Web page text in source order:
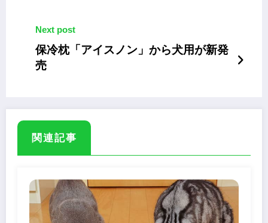
Next post
保冷枕「アイスノン」から犬用が新発
売
関連記事